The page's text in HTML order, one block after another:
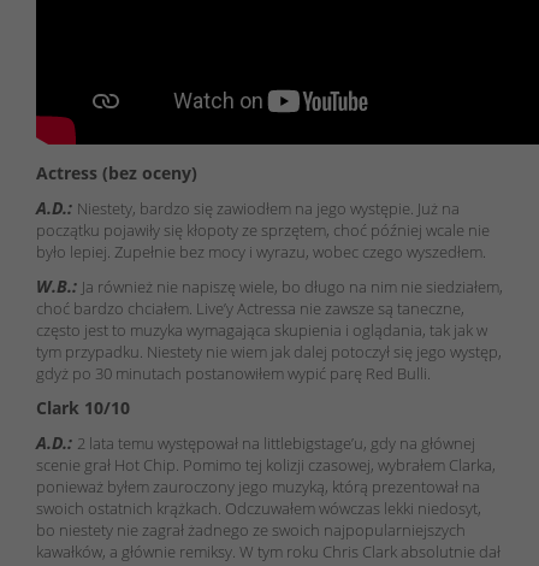
Actress (bez oceny)
A.D.: Niestety, bardzo się zawiodłem na jego występie. Już na
początku pojawiły się kłopoty ze sprzętem, choć później wcale nie
było lepiej. Zupełnie bez mocy i wyrazu, wobec czego wyszedłem.
W.B.: Ja również nie napiszę wiele, bo długo na nim nie siedziałem,
choć bardzo chciałem. Live’y Actressa nie zawsze są taneczne,
często jest to muzyka wymagająca skupienia i oglądania, tak jak w
tym przypadku. Niestety nie wiem jak dalej potoczył się jego występ,
gdyż po 30 minutach postanowiłem wypić parę Red Bulli.
Clark 10/10
A.D.: 2 lata temu występował na littlebigstage’u, gdy na głównej
scenie grał Hot Chip. Pomimo tej kolizji czasowej, wybrałem Clarka,
ponieważ byłem zauroczony jego muzyką, którą prezentował na
swoich ostatnich krążkach. Odczuwałem wówczas lekki niedosyt,
bo niestety nie zagrał żadnego ze swoich najpopularniejszych
kawałków, a głównie remiksy. W tym roku Chris Clark absolutnie dał